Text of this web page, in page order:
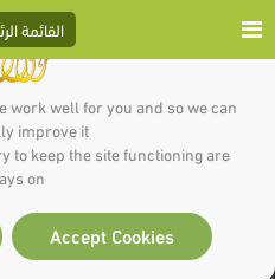
work well for you and so we can
improve it.
to keep the site functioning are
on
Accept Cookies
القائمة